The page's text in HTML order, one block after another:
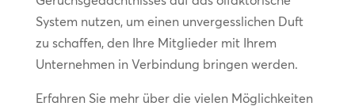
System nutzen, um einen unvergesslichen Duft
zu schaffen, den Ihre Mitglieder mit Ihrem
Unternehmen in Verbindung bringen werden.
Erfahren Sie mehr über die vielen Möglichkeiten